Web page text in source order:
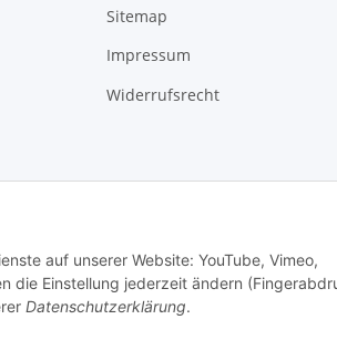
auf unserer Website: YouTube, Vimeo,
die Einstellung jederzeit ändern
Datenschutzerklärung.
Sitemap
Impressum
Widerrufsrecht